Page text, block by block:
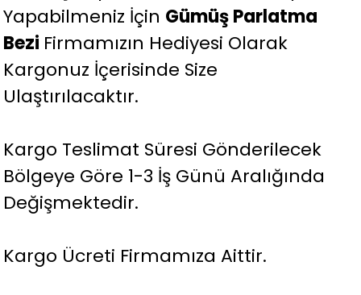
Yapabilmeniz İçin Gümüş Parlatma
Bezi Firmamızın Hediyesi Olarak
Kargonuz İçerisinde Size
Ulaştırılacaktır.
Kargo Teslimat Süresi Gönderilecek
Bölgeye Göre 1-3 İş Günü Aralığında
Değişmektedir.
Kargo Ücreti Firmamıza Aittir.